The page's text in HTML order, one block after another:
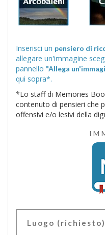
Inserisci un pensiero di
allegare un'immagine scegliendola tra quelle proposte nel
pannello "Allega
qui sopra*.
*Lo staff di Memories
contenuto di pensieri che
offensivi e/o lesivi della